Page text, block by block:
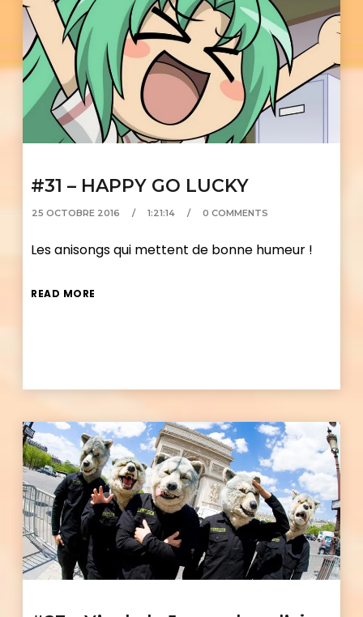
#31 – HAPPY GO LUCKY
25 OCTOBRE 2016 1:21:14 0 COMMENTS
Les anisongs qui mettent de bonne humeur !
READ MORE